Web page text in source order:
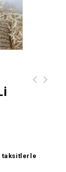
taksitlerle